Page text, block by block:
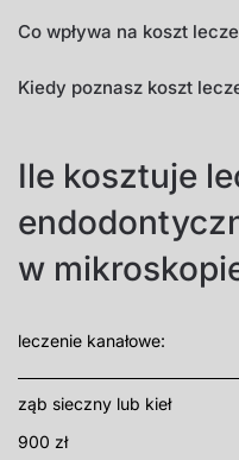
Co wpływa na koszt
Kiedy poznasz koszt
Ile kosztuje
w
leczenie kanałowe:
ząb sieczny lub kieł
900 zł